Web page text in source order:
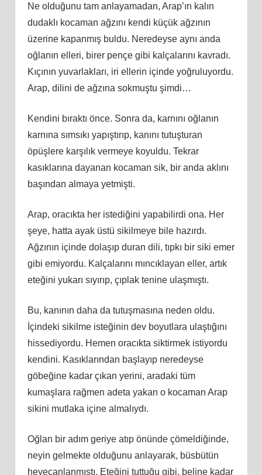
Ne olduğunu tam anlayamadan, Arap’ın kalın
dudaklı kocaman ağzını kendi küçük ağzının
üzerine kapanmış buldu. Neredeyse aynı anda
oğlanın elleri, birer pençe gibi kalçalarını kavradı.
Kıçının yuvarlakları, iri ellerin içinde yoğruluyordu.
Arap, dilini de ağzına sokmuştu şimdi…
Kendini bıraktı önce. Sonra da, karnını oğlanın
karnına sımsıkı yapıştırıp, kanını tutuşturan
öpüşlere karşılık vermeye koyuldu. Tekrar
kasıklarına dayanan kocaman sik, bir anda aklını
başından almaya yetmişti.
Arap, oracıkta her istediğini yapabilirdi ona. Her
şeye, hatta ayak üstü sikilmeye bile hazırdı.
Ağzının içinde dolaşıp duran dili, tıpkı bir siki emer
gibi emiyordu. Kalçalarını mıncıklayan eller, artık
eteğini yukarı sıyırıp, çıplak tenine ulaşmıştı.
Bu, kanının daha da tutuşmasına neden oldu.
İçindeki sikilme isteğinin dev boyutlara ulaştığını
hissediyordu. Hemen oracıkta siktirmek istiyordu
kendini. Kasıklarından başlayıp neredeyse
göbeğine kadar çıkan yerini, aradaki tüm
kumaşlara rağmen adeta yakan o kocaman Arap
sikini mutlaka içine almalıydı.
Oğlan bir adım geriye atıp önünde çömeldiğinde,
neyin gelmekte olduğunu anlayarak, büsbütün
heyecanlanmıştı. Eteğini tuttuğu gibi, beline kadar